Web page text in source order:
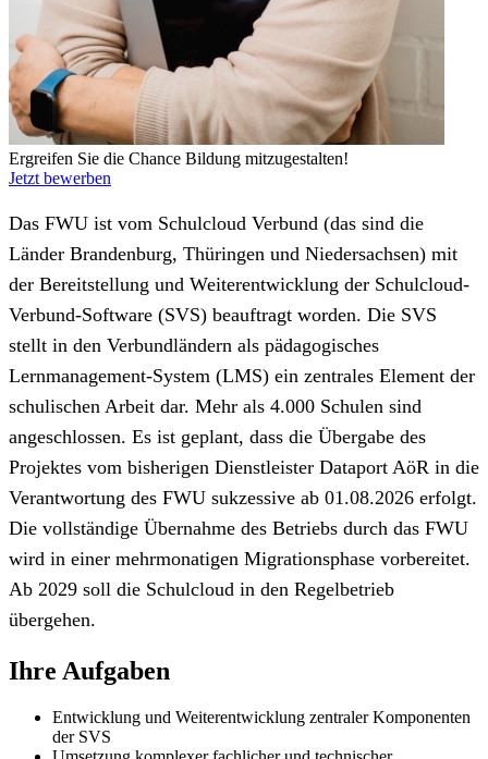
Ergreifen Sie die Chance Bildung mitzugestalten!
Jetzt bewerben
Das FWU ist vom Schulcloud Verbund (das sind die
Länder Brandenburg, Thüringen und Niedersachsen) mit
der Bereitstellung und Weiterentwicklung der Schulcloud-
Verbund-Software (SVS) beauftragt worden. Die SVS
stellt in den Verbundländern als pädagogisches
Lernmanagement-System (LMS) ein zentrales Element der
schulischen Arbeit dar. Mehr als 4.000 Schulen sind
angeschlossen. Es ist geplant, dass die Übergabe des
Projektes vom bisherigen Dienstleister Dataport AöR in die
Verantwortung des FWU sukzessive ab 01.08.2026 erfolgt.
Die vollständige Übernahme des Betriebs durch das FWU
wird in einer mehrmonatigen Migrationsphase vorbereitet.
Ab 2029 soll die Schulcloud in den Regelbetrieb
übergehen.
Ihre Aufgaben
Entwicklung und Weiterentwicklung zentraler Komponenten
der SVS